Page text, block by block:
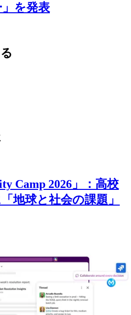
」を発表
Camp 2026」：高校
地球と社会の課題」